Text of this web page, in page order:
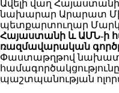
Ավելի վաղ
նախարար Արարատ
պետքարտուղար
Հայաստանի և ԱՄՆ-
ռազմավարական
Փաստաթղթով
պաշտպանության